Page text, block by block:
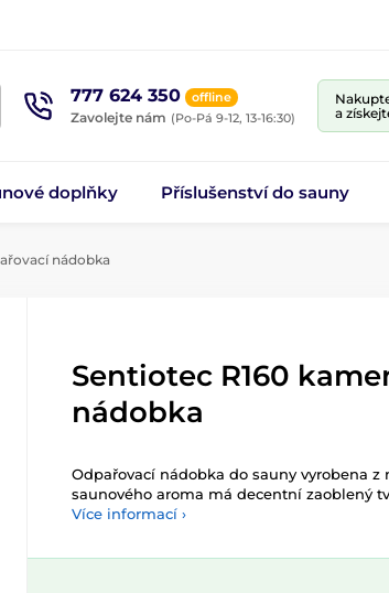
777 624 350 offline
Zavolejte nám (Po-Pá 9-12, 13-16:30)
a
doplňky Příslušenství do sauny
nádobka
Sentiotec R160
nádobka
Odpařovací nádobka do sauny vyrobena
saunového aroma má decentní zaoblený
Více informací ›